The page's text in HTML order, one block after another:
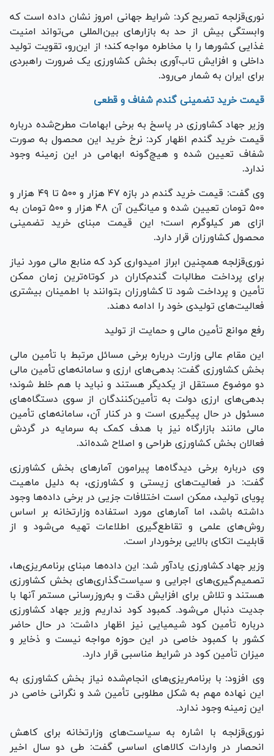
نوری‌قزلجه تصریح کرد: شرایط جهانی امروز نشان داده است که
وابستگی بیش از حد به بازار‌های بین‌المللی می‌تواند امنیت
غذایی کشور‌ها را با مخاطره مواجه کند؛ از این‌رو، تقویت تولید
داخلی و افزایش تاب‌آوری بخش کشاورزی یک ضرورت راهبردی
برای ایران به شمار می‌رود.
قیمت خرید تضمینی گندم شفاف و قطعی
وزیر جهاد کشاورزی در پاسخ به برخی ابهامات مطرح‌شده درباره
قیمت خرید گندم اظهار کرد: نرخ خرید این محصول به صورت
شفاف تعیین شده و هیچ‌گونه ابهامی در این زمینه وجود
ندارد.
وی گفت: قیمت خرید گندم در بازه ۴۷ هزار و ۵۰۰ تا ۴۹ هزار و
۵۰۰ تومان تعیین شده و میانگین آن ۴۸ هزار و ۵۰۰ تومان به
ازای هر کیلوگرم است؛ این قیمت مبنای خرید تضمینی
محصول کشاورزان قرار دارد.
نوری‌قزلجه همچنین ابراز امیدواری کرد که منابع مالی مورد نیاز
برای پرداخت مطالبات گندم‌کاران در کوتاه‌ترین زمان ممکن
تأمین و پرداخت شود تا کشاورزان بتوانند با اطمینان بیشتری
فعالیت‌های تولیدی خود را ادامه دهند.
رفع موانع تأمین مالی و حمایت از تولید
این مقام عالی وزارت درباره برخی مسائل مرتبط با تأمین مالی
بخش کشاورزی گفت: بدهی‌های ارزی و سامانه‌های تأمین مالی
دو موضوع مستقل از یکدیگر هستند و نباید با هم خلط شوند؛
بدهی‌های ارزی دولت به تأمین‌کنندگان از سوی دستگاه‌های
مسئول در حال پیگیری است و در کنار آن، سامانه‌های تأمین
مالی مانند بازارگاه نیز با هدف کمک به سرمایه در گردش
فعالان بخش کشاورزی طراحی و اصلاح شده‌اند.
وی درباره برخی دیدگاه‌ها پیرامون آمار‌های بخش کشاورزی
گفت: در فعالیت‌های زیستی و کشاورزی، به دلیل ماهیت
پویای تولید، ممکن است اختلافات جزیی در برخی داده‌ها وجود
داشته باشد، اما آمار‌های مورد استفاده وزارتخانه بر اساس
روش‌های علمی و تقاطع‌گیری اطلاعات تهیه می‌شود و از
قابلیت اتکای بالایی برخوردار است.
وزیر جهاد کشاورزی یادآور شد: این داده‌ها مبنای برنامه‌ریزی‌ها،
تصمیم‌گیری‌های اجرایی و سیاست‌گذاری‌های بخش کشاورزی
هستند و تلاش برای افزایش دقت و به‌روزرسانی مستمر آنها با
جدیت دنبال می‌شود. کمبود کود نداریم وزیر جهاد کشاورزی
درباره تأمین کود شیمیایی نیز اظهار داشت: در حال حاضر
کشور با کمبود خاصی در این حوزه مواجه نیست و ذخایر و
میزان تأمین کود در شرایط مناسبی قرار دارد.
وی افزود: با برنامه‌ریزی‌های انجام‌شده نیاز بخش کشاورزی به
این نهاده مهم به شکل مطلوبی تأمین شد و نگرانی خاصی در
این زمینه وجود ندارد.
نوری‌قزلجه با اشاره به سیاست‌های وزارتخانه برای کاهش
انحصار در واردات کالا‌های اساسی گفت: طی دو سال اخیر